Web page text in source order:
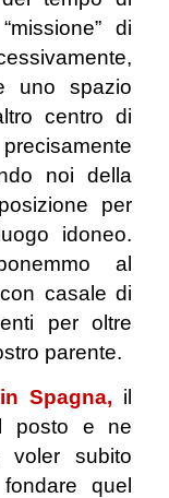
di
uno spazio
centro di
noi della
per
idoneo.
al
casale di
per oltre
parente.
Spagna, il
posto e ne
voler subito
quel